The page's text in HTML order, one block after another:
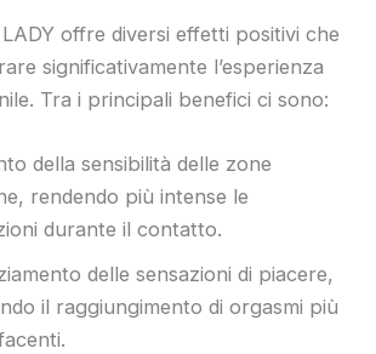
offre diversi effetti positivi che
significativamente l’esperienza
Tra i principali benefici ci sono:
della sensibilità delle zone
rendendo più intense le
durante il contatto.
delle sensazioni di piacere,
il raggiungimento di orgasmi più